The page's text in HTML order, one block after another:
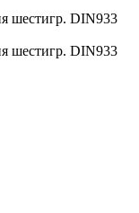
шестигр. DIN933
шестигр. DIN933